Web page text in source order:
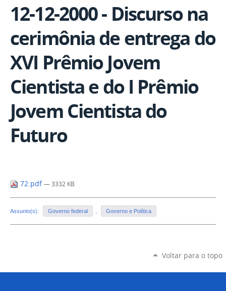
12-12-2000 - Discurso na
cerimônia de entrega do
XVI Prêmio Jovem
Cientista e do I Prêmio
Jovem Cientista do
Futuro
72.pdf — 3332 KB
Assunto(s): Governo federal Governo e Política
Voltar para o topo